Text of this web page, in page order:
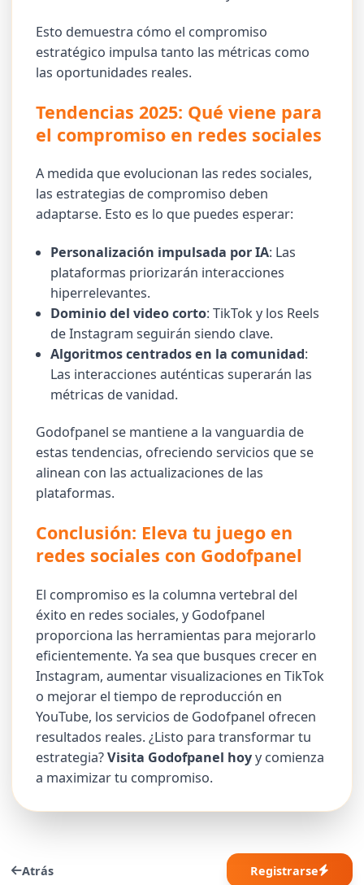
Esto demuestra cómo el compromiso
estratégico impulsa tanto las métricas como
las oportunidades reales.
Tendencias 2025: Qué viene para
el compromiso en redes sociales
A medida que evolucionan las redes sociales,
las estrategias de compromiso deben
adaptarse. Esto es lo que puedes esperar:
Personalización impulsada por IA: Las
plataformas priorizarán interacciones
hiperrelevantes.
Dominio del video corto: TikTok y los Reels
de Instagram seguirán siendo clave.
Algoritmos centrados en la comunidad:
Las interacciones auténticas superarán las
métricas de vanidad.
Godofpanel se mantiene a la vanguardia de
estas tendencias, ofreciendo servicios que se
alinean con las actualizaciones de las
plataformas.
Conclusión: Eleva tu juego en
redes sociales con Godofpanel
El compromiso es la columna vertebral del
éxito en redes sociales, y Godofpanel
proporciona las herramientas para mejorarlo
eficientemente. Ya sea que busques crecer en
Instagram, aumentar visualizaciones en TikTok
o mejorar el tiempo de reproducción en
YouTube, los servicios de Godofpanel ofrecen
resultados reales. ¿Listo para transformar tu
estrategia?Visita Godofpanel hoyy comienza
a maximizar tu compromiso.
Atrás Registrarse